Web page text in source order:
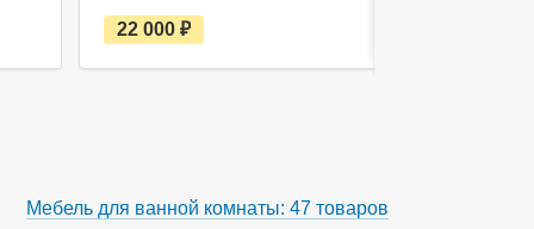
е
с
ч
и
22 000
Мебель для ванной комнаты: 47 товаров